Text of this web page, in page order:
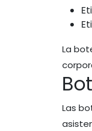
La
Las